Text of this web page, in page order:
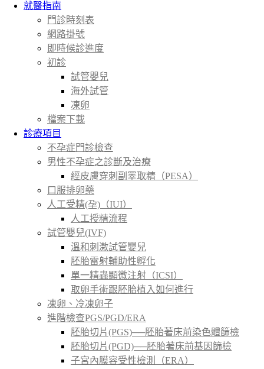
就醫指南
門診時刻表
網路掛號
即時候診進度
初診
試管嬰兒
海外試管
凍卵
檔案下載
診療項目
不孕症門診檢查
男性不孕症之診斷及治療
經皮膚穿刺副睪取精（PESA）
口服排卵藥
人工受精(孕)（IUI）
人工授精流程
試管嬰兒(IVF)
溫和刺激試管嬰兒
胚胎雷射輔助性孵化
單一精蟲顯微注射（ICSI）
取卵手術跟胚胎植入如何進行
凍卵、冷凍卵子
進階檢查PGS/PGD/ERA
胚胎切片(PGS)──胚胎著床前染色體篩檢
胚胎切片(PGD)──胚胎著床前基因篩檢
子宮內膜容受性檢測（ERA）